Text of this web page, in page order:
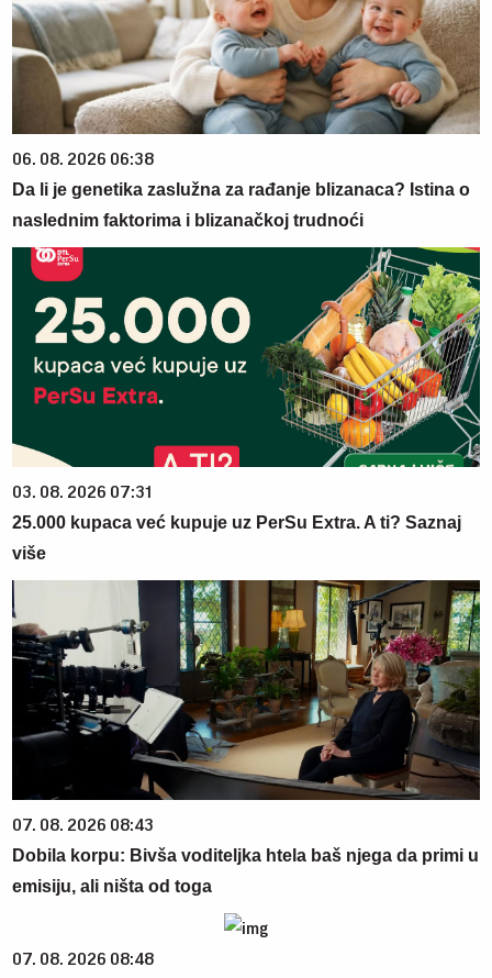
06. 08. 2026 06:38
Da li je genetika zaslužna za rađanje blizanaca? Istina o
naslednim faktorima i blizanačkoj trudnoći
03. 08. 2026 07:31
25.000 kupaca već kupuje uz PerSu Extra. A ti? Saznaj
više
07. 08. 2026 08:43
Dobila korpu: Bivša voditeljka htela baš njega da primi u
emisiju, ali ništa od toga
07. 08. 2026 08:48